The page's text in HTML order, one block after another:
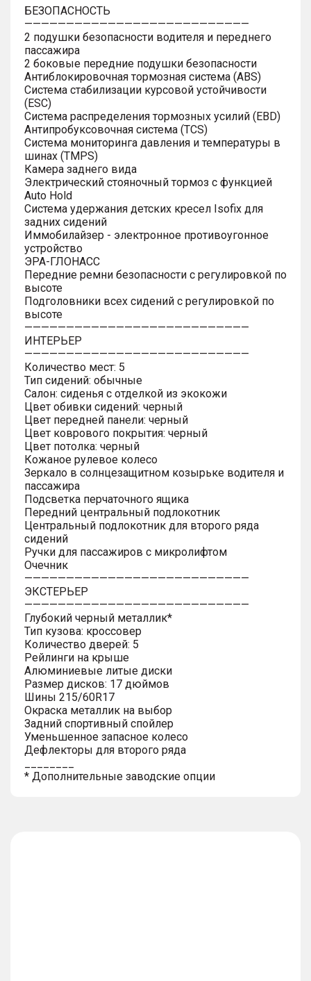
БЕЗОПАСНОСТЬ
———————————————————————————
2 подушки безопасности водителя и переднего
пассажира
2 боковые передние подушки безопасности
Антиблокировочная тормозная система (ABS)
Система стабилизации курсовой устойчивости
(ESC)
Система распределения тормозных усилий (EBD)
Антипробуксовочная система (TCS)
Система мониторинга давления и температуры в
шинах (TMPS)
Камера заднего вида
Электрический стояночный тормоз с функцией
Auto Hold
Система удержания детских кресел Isofix для
задних сидений
Иммобилайзер - электронное противоугонное
устройство
ЭРА-ГЛОНАСС
Передние ремни безопасности с регулировкой по
высоте
Подголовники всех сидений с регулировкой по
высоте
———————————————————————————
ИНТЕРЬЕР
———————————————————————————
Количество мест: 5
Тип сидений: обычные
Салон: сиденья с отделкой из экокожи
Цвет обивки сидений: черный
Цвет передней панели: черный
Цвет коврового покрытия: черный
Цвет потолка: черный
Кожаное рулевое колесо
Зеркало в солнцезащитном козырьке водителя и
пассажира
Подсветка перчаточного ящика
Передний центральный подлокотник
Центральный подлокотник для второго ряда
сидений
Ручки для пассажиров с микролифтом
Очечник
———————————————————————————
ЭКСТЕРЬЕР
———————————————————————————
Глубокий черный металлик*
Тип кузова: кроссовер
Количество дверей: 5
Рейлинги на крыше
Алюминиевые литые диски
Размер дисков: 17 дюймов
Шины 215/60R17
Окраска металлик на выбор
Задний спортивный спойлер
Уменьшенное запасное колесо
Дефлекторы для второго ряда
* Дополнительные заводские опции